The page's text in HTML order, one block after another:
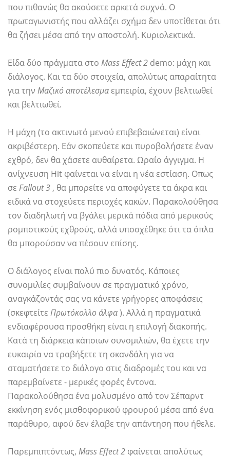
που πιθανώς θα ακούσετε αρκετά συχνά. Ο
πρωταγωνιστής που αλλάζει σχήμα δεν υποτίθεται ότι
θα ζήσει μέσα από την αποστολή. Κυριολεκτικά.
Είδα δύο πράγματα στο Mass Effect 2 demo: μάχη και
διάλογος. Και τα δύο στοιχεία, απολύτως απαραίτητα
για την Μαζικό αποτέλεσμαεμπειρία, έχουν βελτιωθεί
και βελτιωθεί.
Η μάχη (το ακτινωτό μενού επιβεβαιώνεται) είναι
ακριβέστερη. Εάν σκοπεύετε και πυροβολήσετε έναν
εχθρό, δεν θα χάσετε αυθαίρετα. Ωραίο άγγιγμα. Η
ανίχνευση Hit φαίνεται να είναι η νέα εστίαση. Οπως
σε Fallout 3 , θα μπορείτε να αποφύγετε τα άκρα και
ειδικά να στοχεύετε περιοχές κακών. Παρακολούθησα
τον διαδηλωτή να βγάλει μερικά πόδια από μερικούς
ρομποτικούς εχθρούς, αλλά υποσχέθηκε ότι τα όπλα
θα μπορούσαν να πέσουν επίσης.
Ο διάλογος είναι πολύ πιο δυνατός. Κάποιες
συνομιλίες συμβαίνουν σε πραγματικό χρόνο,
αναγκάζοντάς σας να κάνετε γρήγορες αποφάσεις
(σκεφτείτε Πρωτόκολλο άλφα). Αλλά η πραγματικά
ενδιαφέρουσα προσθήκη είναι η επιλογή διακοπής.
Κατά τη διάρκεια κάποιων συνομιλιών, θα έχετε την
ευκαιρία να τραβήξετε τη σκανδάλη για να
σταματήσετε το διάλογο στις διαδρομές του και να
παρεμβαίνετε - μερικές φορές έντονα.
Παρακολούθησα ένα μολυσμένο από τον Σέπαρντ
εκκίνηση ενός μισθοφορικού φρουρού μέσα από ένα
παράθυρο, αφού δεν έλαβε την απάντηση που ήθελε.
Παρεμπιπτόντως, Mass Effect 2 φαίνεται απολύτως